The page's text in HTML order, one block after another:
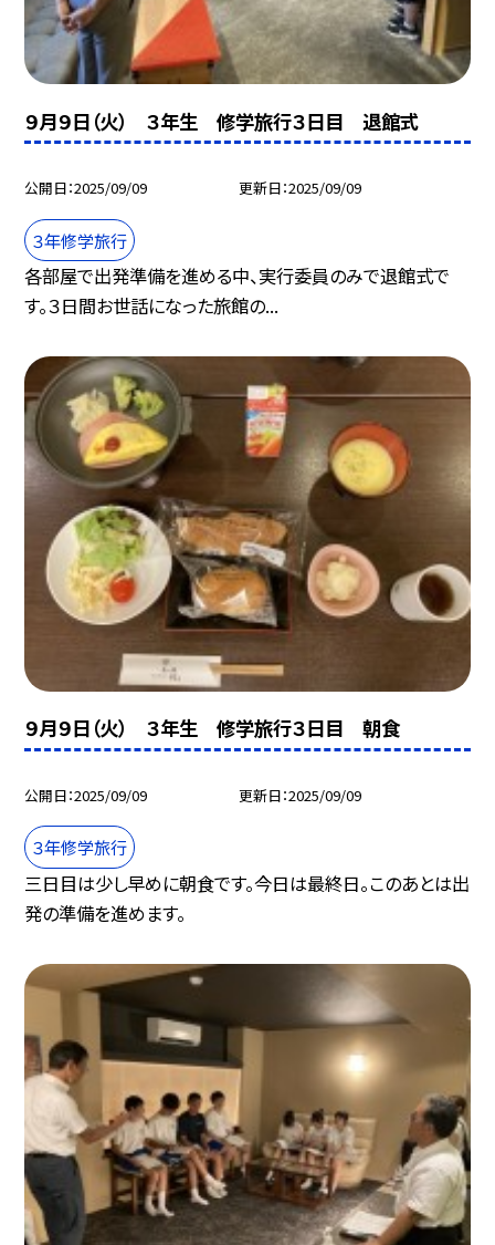
９月９日（火） ３年生 修学旅行３日目 退館式
公開日 2025/09/09 更新日 2025/09/09
３年修学旅行
各部屋で出発準備を進める中、実行委員のみで退館式で
す。３日間お世話になった旅館の...
９月９日（火） ３年生 修学旅行３日目 朝食
公開日 2025/09/09 更新日 2025/09/09
３年修学旅行
三日目は少し早めに朝食です。今日は最終日。このあとは出
発の準備を進めます。